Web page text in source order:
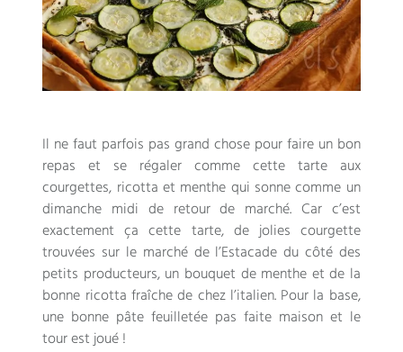
Il ne faut parfois pas grand chose pour faire un bon
repas et se régaler comme cette tarte aux
courgettes, ricotta et menthe qui sonne comme un
dimanche midi de retour de marché. Car c’est
exactement ça cette tarte, de jolies courgette
trouvées sur le marché de l’Estacade du côté des
petits producteurs, un bouquet de menthe et de la
bonne ricotta fraîche de chez l’italien. Pour la base,
une bonne pâte feuilletée pas faite maison et le
tour est joué !